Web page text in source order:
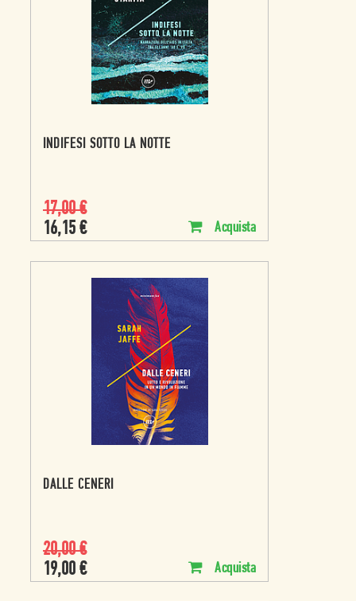
INDIFESI SOTTO LA NOTTE
17,00€
16,15 € Acquista
DALLE CENERI
20,00€
19,00 € Acquista